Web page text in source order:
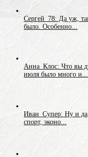
Сергей_78: Да уж,
было. Особенно...
Анна_Клос: Что вы
июля было много и...
Иван_Супер: Ну и
спорт, эконо...